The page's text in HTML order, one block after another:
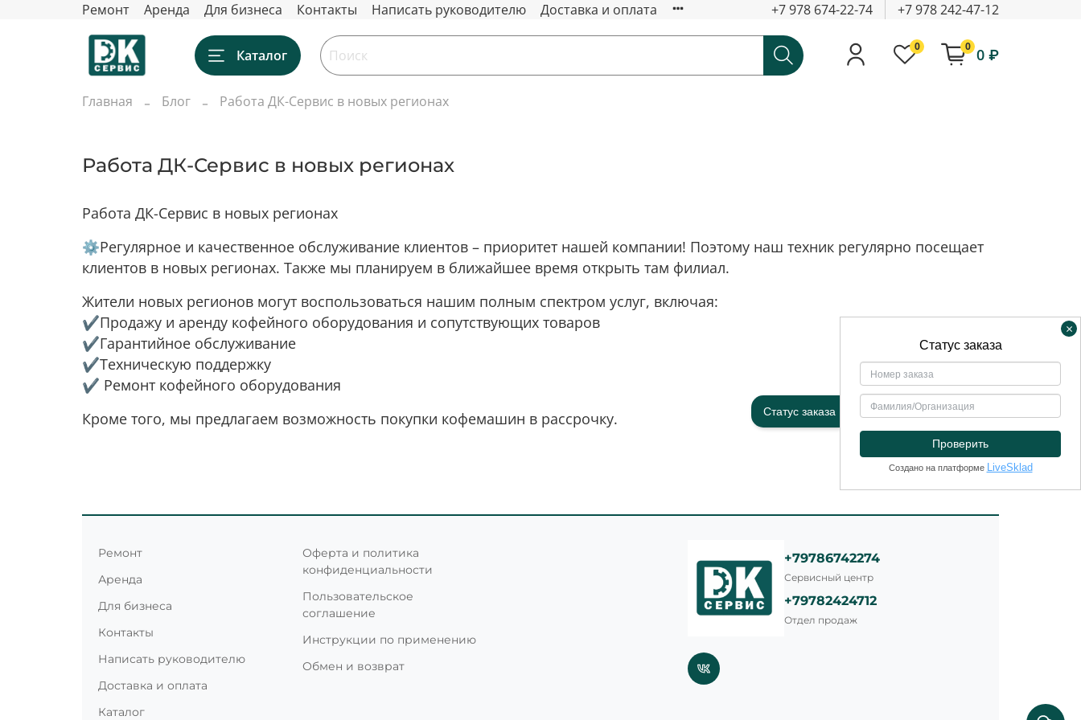
Ремонт Аренда Для бизнеса Контакты Написать руководителю Доставка и оплата +7 978 674-22-74 +7 978 242-47-12
Каталог
0 0 0 ₽
Главная Блог Работа ДК-Сервис в новых регионах
Работа ДК-Сервис в новых регионах
Работа ДК-Сервис в новых регионах
⚙️Регулярное и качественное обслуживание клиентов – приоритет нашей компании! Поэтому наш техник регулярно посещает
клиентов в новых регионах. Также мы планируем в ближайшее время открыть там филиал.
Жители новых регионов могут воспользоваться нашим полным спектром услуг, включая:
✔️Продажу и аренду кофейного оборудования и сопутствующих товаров
✔️Гарантийное обслуживание
✔️Техническую поддержку
✔️ Ремонт кофейного оборудования
Кроме того, мы предлагаем возможность покупки кофемашин в рассрочку.
Ремонт
Аренда
Для бизнеса
Контакты
Написать руководителю
Доставка и оплата
Каталог
Оферта и политика
конфиденциальности
Пользовательское
соглашение
Инструкции по применению
Обмен и возврат
+79786742274
Сервисный центр
+79782424712
Отдел продаж
×
Статус заказа